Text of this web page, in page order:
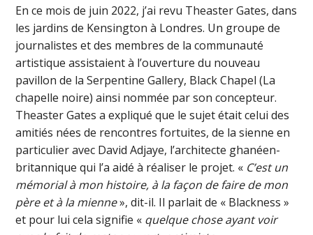
En ce mois de juin 2022, j’ai revu Theaster Gates, dans
les jardins de Kensington à Londres. Un groupe de
journalistes et des membres de la communauté
artistique assistaient à l’ouverture du nouveau
pavillon de la Serpentine Gallery, Black Chapel (La
chapelle noire) ainsi nommée par son concepteur.
Theaster Gates a expliqué que le sujet était celui des
amitiés nées de rencontres fortuites, de la sienne en
particulier avec David Adjaye, l’architecte ghanéen-
britannique qui l’a aidé à réaliser le projet. « C’est un
mémorial à mon histoire, à la façon de faire de mon
père et à la mienne», dit-il. Il parlait de « Blackness »
et pour lui cela signifie « quelque chose ayant voir